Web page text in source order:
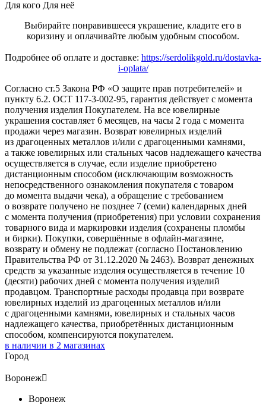
Для кого Для неё
Выбирайте понравившееся украшение, кладите его в
коризину и оплачивайте любым удобным способом.
Подробнее об оплате и доставке: https://serdolikgold.ru/dostavka-
i-oplata/
Согласно ст.5 Закона РФ «О защите прав потребителей» и
пункту 6.2. ОСТ 117-3-002-95, гарантия действует с момента
получения изделия Покупателем. На все ювелирные
украшения составляет 6 месяцев, на часы 2 года с момента
продажи через магазин. Возврат ювелирных изделий
из драгоценных металлов и/или с драгоценными камнями,
а также ювелирных или стальных часов надлежащего качества
осуществляется в случае, если изделие приобретено
дистанционным способом (исключающим возможность
непосредственного ознакомления покупателя с товаром
до момента выдачи чека), а обращение с требованием
о возврате получено не позднее 7 (семи) календарных дней
с момента получения (приобретения) при условии сохранения
товарного вида и маркировки изделия (сохранены пломбы
и бирки). Покупки, совершённые в офлайн-магазине,
возврату и обмену не подлежат (согласно Постановлению
Правительства РФ от 31.12.2020 № 2463). Возврат денежных
средств за указанные изделия осуществляется в течение 10
(десяти) рабочих дней с момента получения изделий
продавцом. Транспортные расходы продавца при возврате
ювелирных изделий из драгоценных металлов и/или
с драгоценными камнями, ювелирных и стальных часов
надлежащего качества, приобретённых дистанционным
способом, компенсируются покупателем.
в наличии в 2 магазинах
Город
Воронеж
Воронеж